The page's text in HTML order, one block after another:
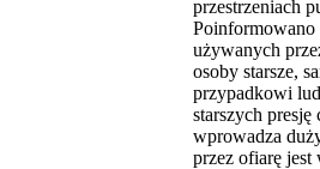
przestrzeniach
Poinformowano
używanych
osoby starsze,
przypadkowi
starszych
wprowadza
przez ofiarę jest